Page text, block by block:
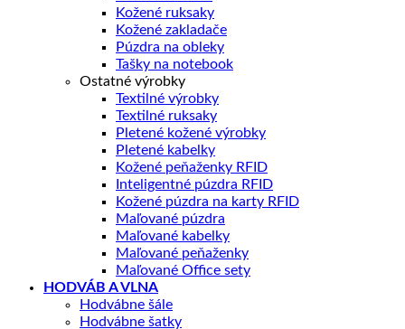
Kožené ruksaky
Kožené zakladače
Púzdra na obleky
Tašky na notebook
Ostatné výrobky
Textilné výrobky
Textilné ruksaky
Pletené kožené výrobky
Pletené kabelky
Kožené peňaženky RFID
Inteligentné púzdra RFID
Kožené púzdra na karty RFID
Maľované púzdra
Maľované kabelky
Maľované peňaženky
Maľované Office sety
HODVÁB A VLNA
Hodvábne šále
Hodvábne šatky